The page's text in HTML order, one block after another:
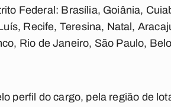
Federal: Brasília, Goiânia,
Recife, Teresina, Natal,
Rio de Janeiro, São Paulo,
perfil do cargo, pela região de